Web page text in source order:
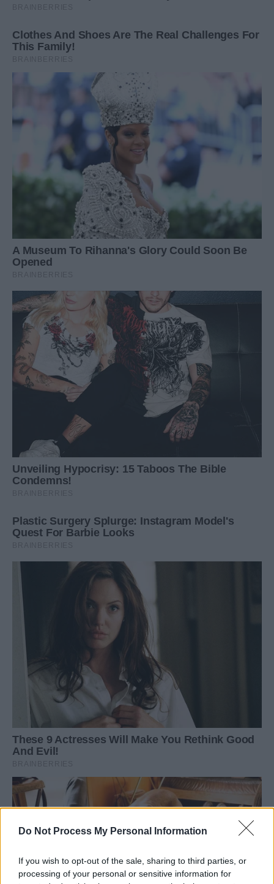
Do Not Process My Personal Information
If you wish to opt-out of the sale, sharing to third parties, or
processing of your personal or sensitive information for